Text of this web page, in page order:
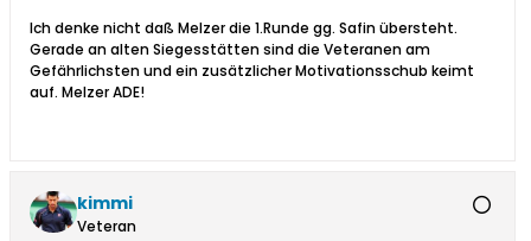
Ich denke nicht daß Melzer die 1.Runde gg. Safin übersteht.
Gerade an alten Siegesstätten sind die Veteranen am
Gefährlichsten und ein zusätzlicher Motivationsschub keimt
auf. Melzer ADE!
kimmi
Veteran